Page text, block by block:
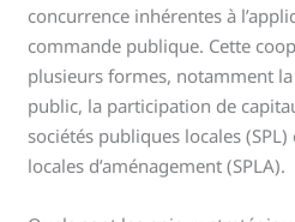
concurrence inhérentes à
commande publique. Cette
plusieurs formes, notamment
public, la participation de
sociétés publiques locales
locales d’aménagement (SPLA).